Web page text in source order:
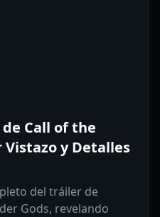
Call of the
Vistazo y Detalles
del tráiler de
Gods, revelando